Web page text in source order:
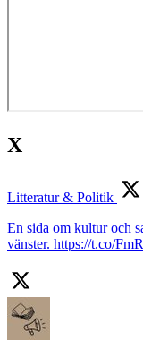
X
Litteratur & Politik
En sida om kultur och
vänster. https://t.co/